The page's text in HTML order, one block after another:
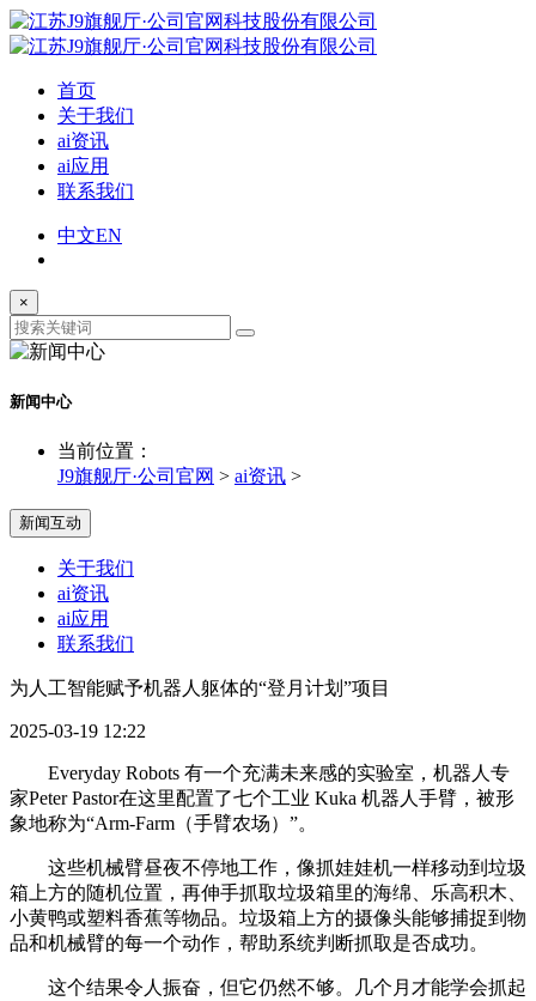
首页
关于我们
ai资讯
ai应用
联系我们
中文EN
×
新闻中心
当前位置：
J9旗舰厅·公司官网 > ai资讯 >
新闻互动
关于我们
ai资讯
ai应用
联系我们
为人工智能赋予机器人躯体的“登月计划”项目
2025-03-19 12:22
Everyday Robots 有一个充满未来感的实验室，机器人专
家Peter Pastor在这里配置了七个工业 Kuka 机器人手臂，被形
象地称为“Arm-Farm（手臂农场）”。
这些机械臂昼夜不停地工作，像抓娃娃机一样移动到垃圾
箱上方的随机位置，再伸手抓取垃圾箱里的海绵、乐高积木、
小黄鸭或塑料香蕉等物品。垃圾箱上方的摄像头能够捕捉到物
品和机械臂的每一个动作，帮助系统判断抓取是否成功。
这个结果令人振奋，但它仍然不够。几个月才能学会抓起